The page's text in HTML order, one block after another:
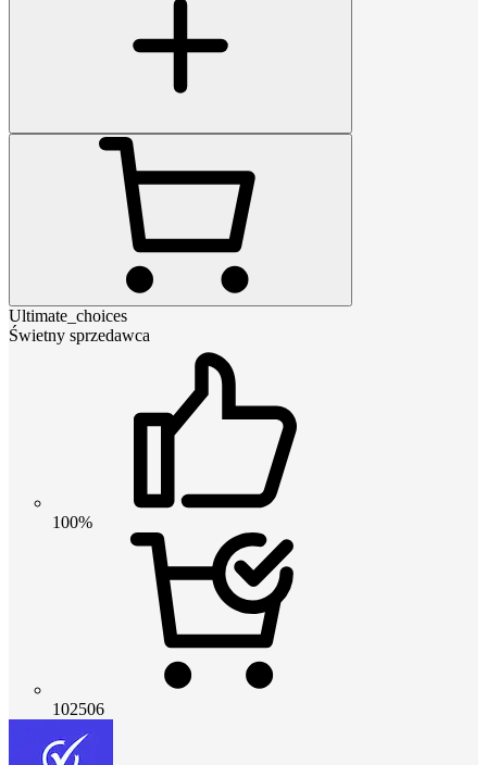
Ultimate_choices
Świetny sprzedawca
100%
102506